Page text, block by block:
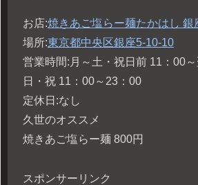
お店:焼きあご塩らー麺たかはし 銀
場所:東京都中央区銀座5-10-10
営業時間:月～土・祝日前 11：00
日・祝 11：00～23：00
定休日:なし
久世のオススメ
焼きあご塩らー麺 800円
スポンサーリンク